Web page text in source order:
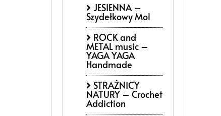
JESIENNA –
Szydełkowy Mol
ROCK and
METAL music –
YAGA YAGA
Handmade
STRAŻNICY
NATURY – Crochet
Addiction